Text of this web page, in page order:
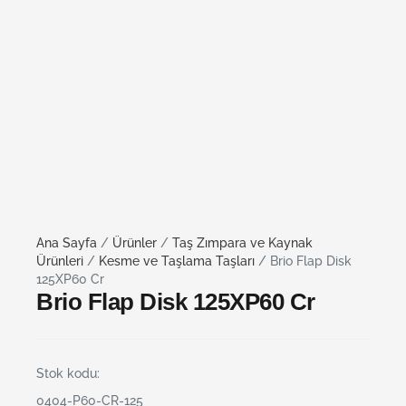
Ana Sayfa / Ürünler / Taş Zımpara ve Kaynak
Ürünleri / Kesme ve Taşlama Taşları / Brio Flap Disk
125XP60 Cr
Brio Flap Disk 125XP60 Cr
Stok kodu:
0404-P60-CR-125